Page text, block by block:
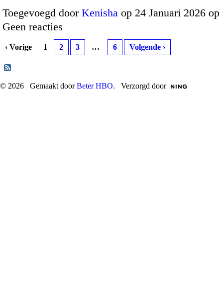
Toegevoegd door Kenisha op 24 Januari 2026
Geen reacties
‹ Vorige 1 2 3 … 6 Volgende ›
© 2026 Gemaakt doorBeter HBO. Verzorgd door